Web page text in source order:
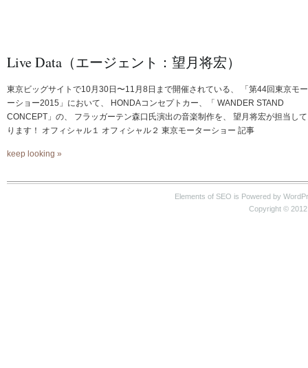
Live Data（エージェント：望月将宏）
東京ビッグサイトで10月30日〜11月8日まで開催されている、 「第44回東京モ
ーショー2015」において、 HONDAコンセプトカー、「 WANDER STAND
CONCEPT」の、 フラッガーテン森口氏演出の音楽制作を、 望月将宏が担当し
ります！ オフィシャル１ オフィシャル２ 東京モーターショー 記事
keep looking »
Elements of SEO is Powered by
Copyright ©